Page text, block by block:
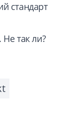
стандарт
. Не так ли?